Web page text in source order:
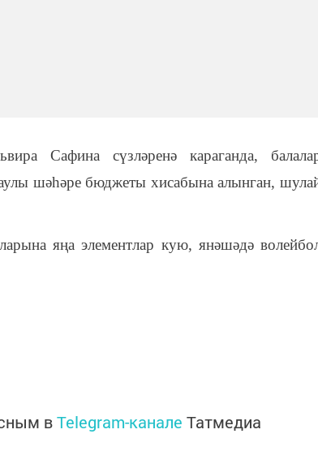
Сафина сүзләренә караганда,
шәһәре бюджеты хисабына алынган,
яңа элементлар кую, янәшәдә
вTelegram-канале Татмедиа